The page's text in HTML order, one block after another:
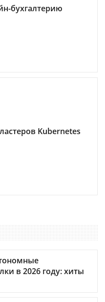
бухгалтерию
Kubernetes
в 2026 году: хиты